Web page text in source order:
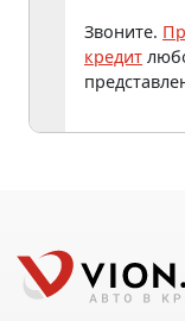
Звоните.
кредит